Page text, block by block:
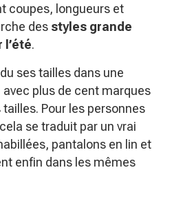
coupes, longueurs et
des styles grande
.
ses tailles dans une
avec plus de cent marques
Pour les personnes
se traduit par un vrai
pantalons en lin et
enfin dans les mêmes